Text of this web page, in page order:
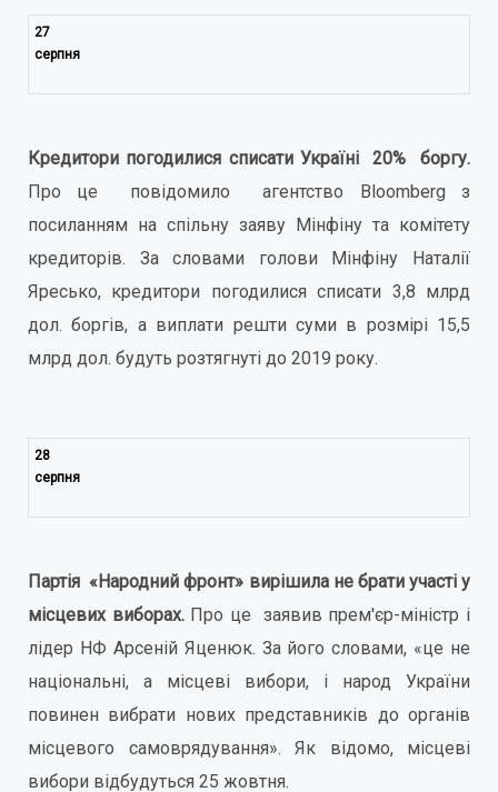
27
серпня
Кредитори погодилися списати Україні 20% боргу.
Про це повідомило агентство Bloomberg з
посиланням на спільну заяву Мінфіну та комітету
кредиторів. За словами голови Мінфіну Наталії
Яресько, кредитори погодилися списати 3,8 млрд
дол. боргів, а виплати решти суми в розмірі 15,5
млрд дол. будуть розтягнуті до 2019 року.
28
серпня
Партія «Народний фронт» вирішила не брати участі у
місцевих виборах. Про це заявив прем'єр-міністр і
лідер НФ Арсеній Яценюк. За його словами, «це не
національні, а місцеві вибори, і народ України
повинен вибрати нових представників до органів
місцевого самоврядування». Як відомо, місцеві
вибори відбудуться 25 жовтня.